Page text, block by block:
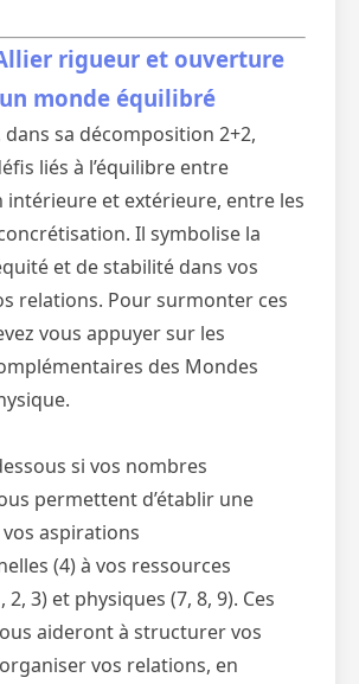
rigueur et ouverture
monde équilibré
dans sa décomposition 2+2,
liés à l’équilibre entre
intérieure et extérieure, entre les
Il symbolise la
et de stabilité dans vos
relations. Pour surmonter ces
vous appuyer sur les
des Mondes
si vos nombres
permettent d’établir une
aspirations
(4) à vos ressources
3) et physiques (7, 8, 9). Ces
aideront à structurer vos
vos relations, en